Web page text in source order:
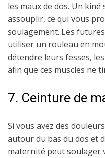
les maux de dos. Un
assouplir, ce qui vous
soulagement. Les
utiliser un rouleau en
détendre leurs fesses,
afin que ces muscles ne
7. Ceinture de
Si vous avez des
autour du bas du dos et
maternité peut soulager